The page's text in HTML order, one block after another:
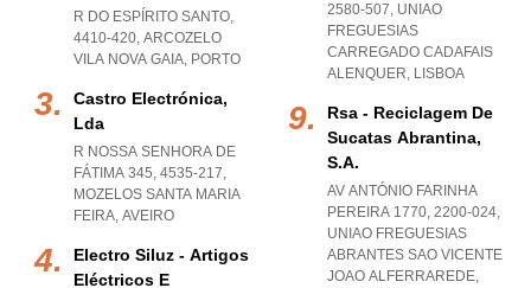
R DO ESPÍRITO SANTO,
4410-420, ARCOZELO
VILA NOVA GAIA, PORTO
Castro Electrónica,
Lda
R NOSSA SENHORA DE
FÁTIMA 345, 4535-217,
MOZELOS SANTA MARIA
FEIRA, AVEIRO
Electro Siluz - Artigos
Eléctricos E
2580-507, UNIAO
FREGUESIAS
CARREGADO CADAFAIS
ALENQUER, LISBOA
Rsa - Reciclagem De
Sucatas Abrantina,
S.a.
AV ANTÓNIO FARINHA
PEREIRA 1770, 2200-024,
UNIAO FREGUESIAS
ABRANTES SAO VICENTE
JOAO ALFERRAREDE,